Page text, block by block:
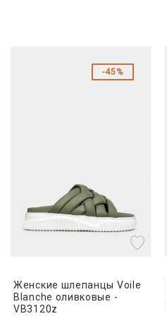
45%
Женские шлепанцы Voile
Blanche оливковые -
VB3120z